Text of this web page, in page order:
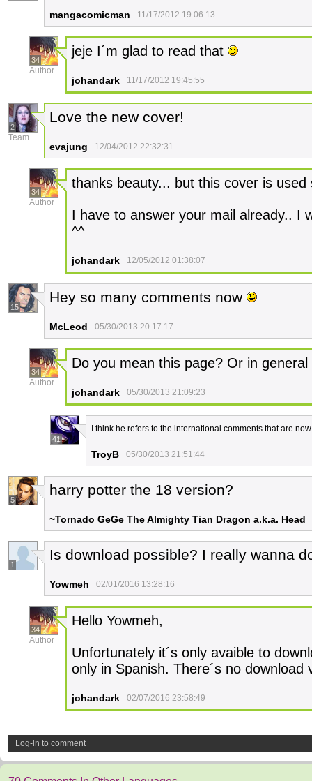
mangacomicman 11/17/2012 19:06:13
34
Author
jeje I´m glad to read that
johandark 11/17/2012 19:45:55
2
Team
Love the new cover!
evajung 12/04/2012 22:32:31
34
Author
thanks beauty... but this cover is
I have to answer your mail already.. I
^^
johandark 12/05/2012 01:38:07
15
Hey so many comments now
McLeod 05/30/2013 20:17:17
34
Author
Do you mean this page? Or in
johandark 05/30/2013 21:09:23
41
I think he refers to the international comments that are
TroyB 05/30/2013 21:51:44
5
harry potter the 18 version?
~Tornado GeGe The Almighty Tian Dragon a.k.a. Head
1
Is download possible? I really wanna
Yowmeh 02/01/2016 13:28:16
34
Author
Hello Yowmeh,
Unfortunately it´s only avaible to
only in Spanish. There´s no
johandark 02/07/2016 23:58:49
Log-in to comment